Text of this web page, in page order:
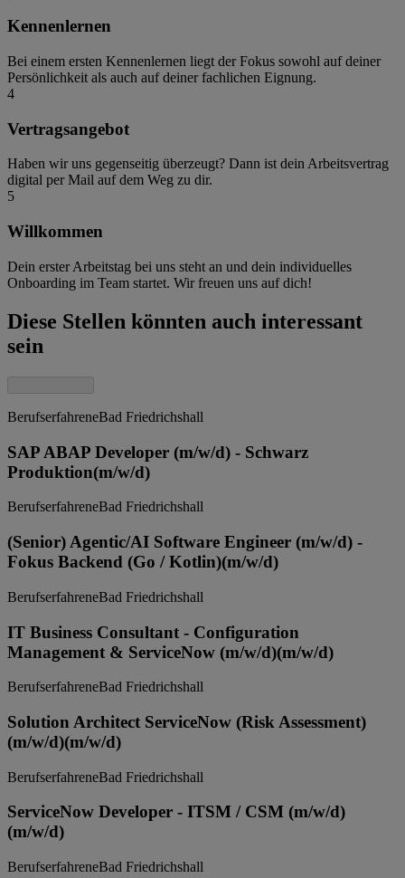
Kennenlernen
Bei einem ersten Kennenlernen liegt der Fokus sowohl auf deiner
Persönlichkeit als auch auf deiner fachlichen Eignung.
4
Vertragsangebot
Haben wir uns gegenseitig überzeugt? Dann ist dein Arbeitsvertrag
digital per Mail auf dem Weg zu dir.
5
Willkommen
Dein erster Arbeitstag bei uns steht an und dein individuelles
Onboarding im Team startet. Wir freuen uns auf dich!
Diese Stellen könnten auch interessant
sein
BerufserfahreneBad Friedrichshall
SAP ABAP Developer (m/w/d) - Schwarz
Produktion(m/w/d)
BerufserfahreneBad Friedrichshall
(Senior) Agentic/AI Software Engineer (m/w/d) -
Fokus Backend (Go / Kotlin)(m/w/d)
BerufserfahreneBad Friedrichshall
IT Business Consultant - Configuration
Management & ServiceNow (m/w/d)(m/w/d)
BerufserfahreneBad Friedrichshall
Solution Architect ServiceNow (Risk Assessment)
(m/w/d)(m/w/d)
BerufserfahreneBad Friedrichshall
ServiceNow Developer - ITSM / CSM (m/w/d)
(m/w/d)
BerufserfahreneBad Friedrichshall